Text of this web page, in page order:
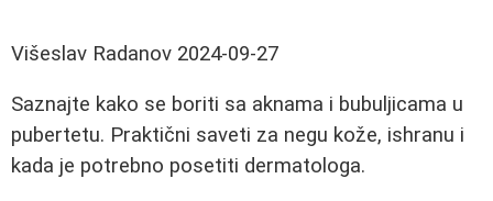
Višeslav Radanov 2024-09-27
Saznajte kako se boriti sa aknama i bubuljicama u
pubertetu. Praktični saveti za negu kože, ishranu i
kada je potrebno posetiti dermatologa.